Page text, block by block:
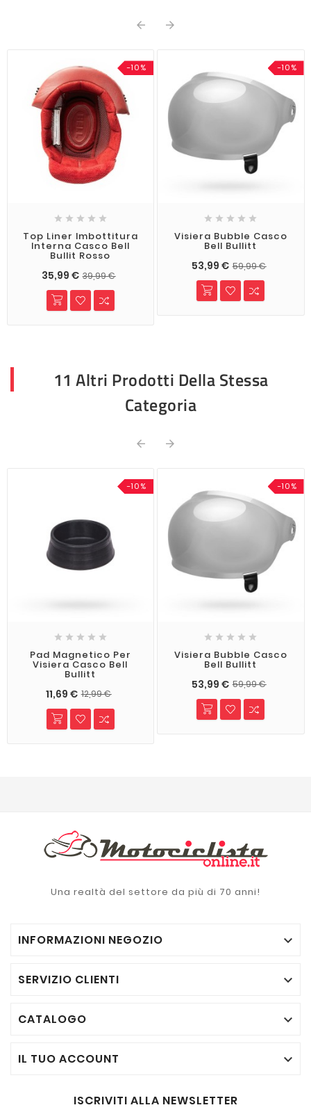
 
-10%
    
Top Liner Imbottitura
Interna Casco Bell
Bullit Rosso
35,99 € 39,99 €
-10%
    
Visiera Bubble Casco
Bell Bullitt
53,99 € 59,99 €
11 Altri Prodotti Della Stessa
Categoria
 
-10%
    
Pad Magnetico Per
Visiera Casco Bell
Bullitt
11,69 € 12,99 €
-10%
    
Visiera Bubble Casco
Bell Bullitt
53,99 € 59,99 €
Una realtà del settore da più di 70 anni!
INFORMAZIONI NEGOZIO 
SERVIZIO CLIENTI 
CATALOGO 
IL TUO ACCOUNT 
ISCRIVITI ALLA NEWSLETTER